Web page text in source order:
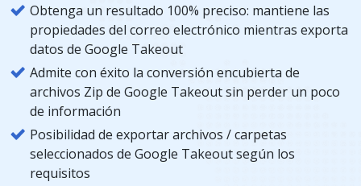
Obtenga un resultado 100% preciso: mantiene las
propiedades del correo electrónico mientras exporta
datos de Google Takeout
Admite con éxito la conversión encubierta de
archivos Zip de Google Takeout sin perder un poco
de información
Posibilidad de exportar archivos / carpetas
seleccionados de Google Takeout según los
requisitos